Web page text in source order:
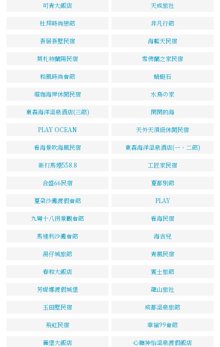
可青大飯店 天成旅社
杜拜時尚戀館 非凡行館
吾居吾墅民宿 海藍天民宿
莫札特蘭陽民宿 雪佛蘭之家民宿
和風時尚會館 蜻蜓石
琚珈海岸休閒民宿 水鳥の家
東森海洋溫泉酒店(三館) 閑閑的海
PLAY OCEAN 天外天頂級休閒民宿
看海景吹海風民宿 東森海洋溫泉酒店(一、二館)
新打馬煙558.8 工匠家民宿
合盛66民宿 夏都別館
夏朶沙灘渡假會館 PLAY
九彎十八拐景觀會館 看海民宿
馬達利沙灘會館 海吉兒
湯仔城旅館 青風民宿
春和大飯店 賓士旅館
芳緹娜渡假城堡 龍山旅社
玉田墅民宿 成都溫泉旅館
飛虹民宿 幸福99會館
麗堡大飯店 心曠神怡溫泉渡假飯店